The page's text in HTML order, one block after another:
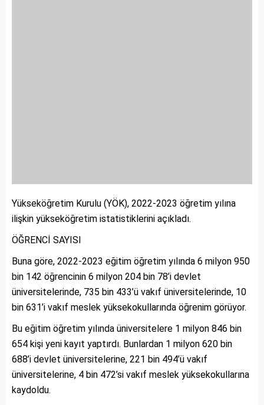
Yükseköğretim Kurulu (YÖK), 2022-2023 öğretim yılına
ilişkin yükseköğretim istatistiklerini açıkladı.
ÖĞRENCİ SAYISI
Buna göre, 2022-2023 eğitim öğretim yılında 6 milyon 950
bin 142 öğrencinin 6 milyon 204 bin 78’i devlet
üniversitelerinde, 735 bin 433’ü vakıf üniversitelerinde, 10
bin 631’i vakıf meslek yüksekokullarında öğrenim görüyor.
Bu eğitim öğretim yılında üniversitelere 1 milyon 846 bin
654 kişi yeni kayıt yaptırdı. Bunlardan 1 milyon 620 bin
688’i devlet üniversitelerine, 221 bin 494’ü vakıf
üniversitelerine, 4 bin 472’si vakıf meslek yüksekokullarına
kaydoldu.